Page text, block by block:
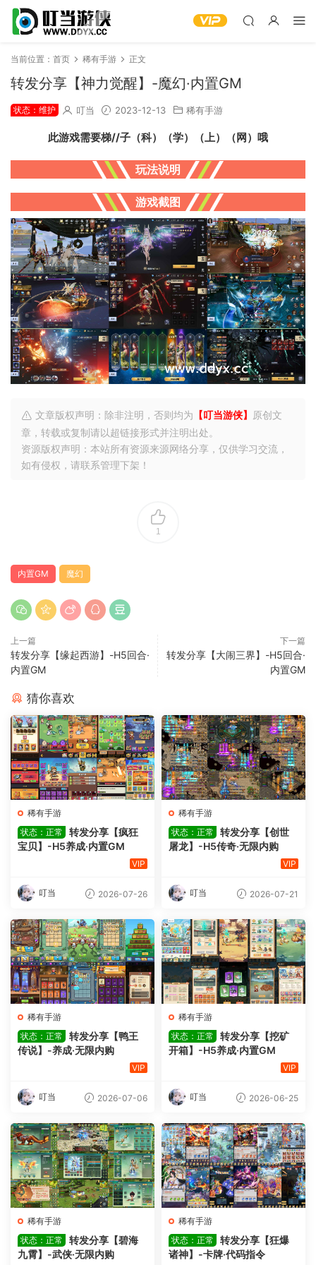
当前位置： 首页 稀有手游 正文
转发分享【神力觉醒】-魔幻·内置GM
状态：维护 叮当 2023-12-13 稀有手游
此游戏需要梯//子（科）（学）（上）（网）哦
玩法说明
游戏截图
文章版权声明：除非注明，否则均为 【叮当游侠】
原创文
章，转载或复制请以超链接形式并注明出处。
资源版权声明：本站所有资源来源网络分享，仅供学习交流，
如有侵权，请联系管理下架！
1
内置GM 魔幻
上一篇
转发分享【缘起西游】-H5回合·
内置GM
下一篇
转发分享【大闹三界】-H5回合·
内置GM
猜你喜欢
稀有手游
状态：正常
转发分享【疯狂
宝贝】-H5养成·内置GM
VIP
叮当 2026-07-26
稀有手游
状态：正常
转发分享【创世
屠龙】-H5传奇·无限内购
VIP
叮当 2026-07-21
稀有手游
状态：正常
转发分享【鸭王
传说】-养成·无限内购
VIP
叮当 2026-07-06
稀有手游
状态：正常
转发分享【挖矿
开箱】-H5养成·内置GM
VIP
叮当 2026-06-25
稀有手游
状态：正常
转发分享【碧海
九霄】-武侠·无限内购
稀有手游
状态：正常
转发分享【狂爆
诸神】-卡牌·代码指令